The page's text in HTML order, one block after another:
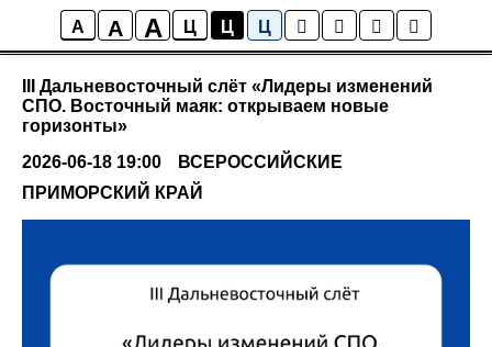
A A A Ц Ц Ц
Мероприятия
III Дальневосточный слёт «Лидеры изменений
СПО. Восточный маяк: открываем новые
горизонты»
2026-06-18 19:00
ВСЕРОССИЙСКИЕ
ПРИМОРСКИЙ КРАЙ